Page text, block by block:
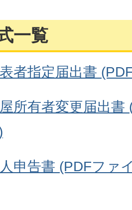
一覧
者指定届出書
所有者変更届出書
申告書 (PDFファ